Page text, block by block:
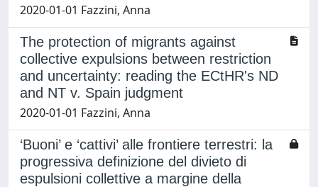
2020-01-01 Fazzini, Anna
The protection of migrants against
collective expulsions between restriction
and uncertainty: reading the ECtHR's ND
and NT v. Spain judgment
2020-01-01 Fazzini, Anna
‘Buoni’ e ‘cattivi’ alle frontiere terrestri: la
progressiva definizione del divieto di
espulsioni collettive a margine della